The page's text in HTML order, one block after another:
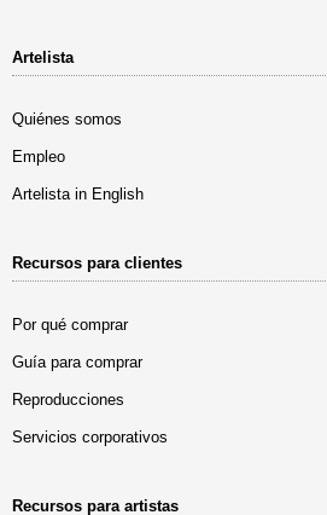
Artelista
Quiénes somos
Empleo
Artelista in English
Recursos para clientes
Por qué comprar
Guía para comprar
Reproducciones
Servicios corporativos
Recursos para artistas